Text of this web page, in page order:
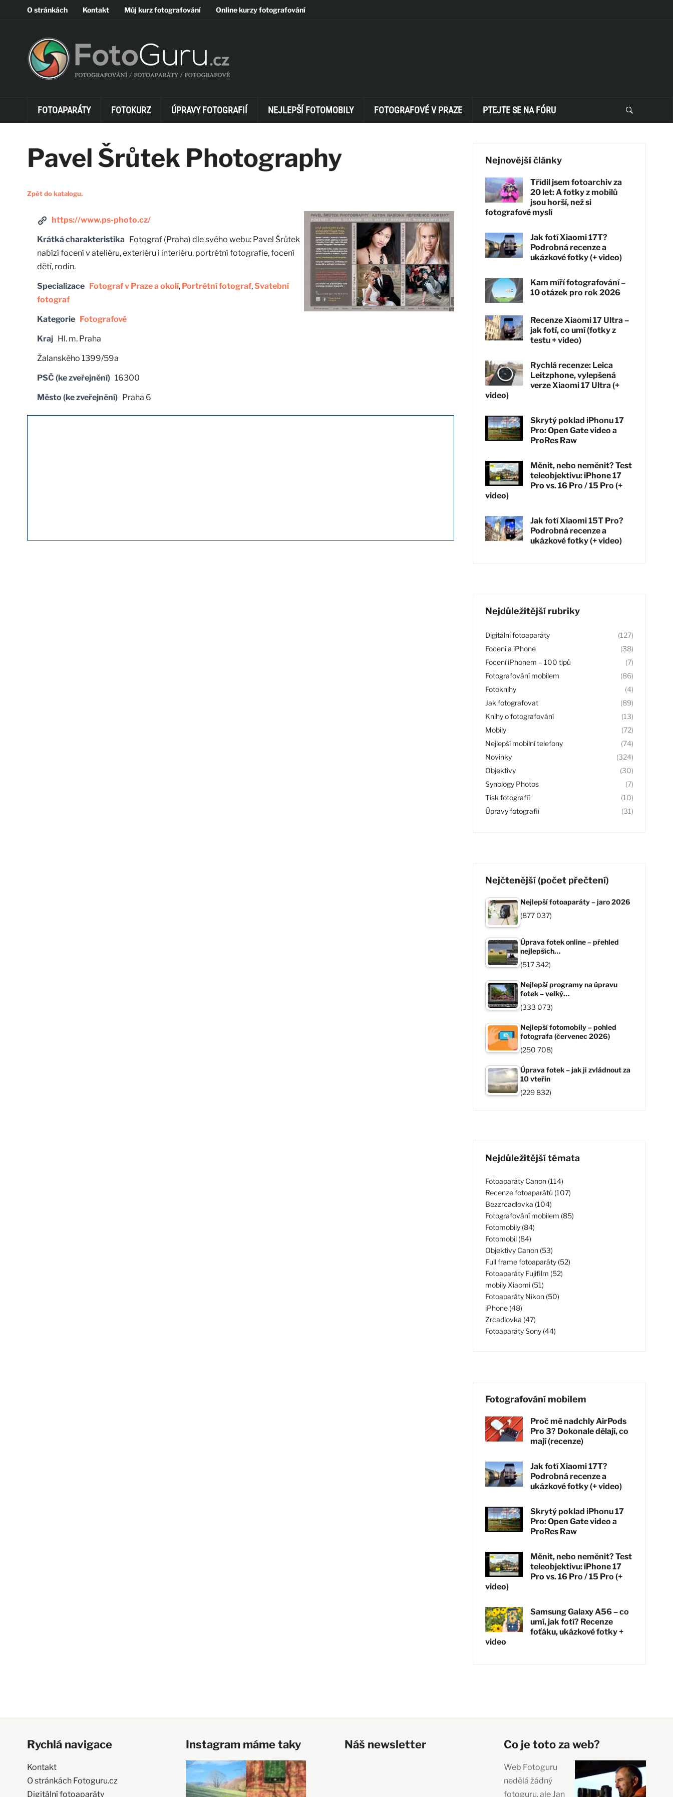
O stránkách Kontakt Můj kurz fotografování Online kurzy fotografování
FOTOAPARÁTY FOTOKURZ ÚPRAVY FOTOGRAFIÍ NEJLEPŠÍ FOTOMOBILY FOTOGRAFOVÉ V PRAZE PTEJTE SE NA FÓRU
Pavel Šrůtek Photography
Zpět do katalogu.
https://www.ps-photo.cz/
Krátká charakteristika Fotograf (Praha) dle svého webu: Pavel Šrůtek
nabízí focení v ateliéru, exteriéru i interiéru, portrétní fotografie, focení
dětí, rodin.
Specializace Fotograf v Praze a okolí, Portrétní fotograf,Svatební
fotograf
Kategorie Fotografové
Kraj Hl. m. Praha
Žalanského 1399/59a
PSČ (ke zveřejnění) 16300
Město (ke zveřejnění) Praha 6
Nejnovější články
Třídil jsem fotoarchiv za
20 let: A fotky z mobilů
jsou horší, než si
fotografové myslí
Jak fotí Xiaomi 17T?
Podrobná recenze a
ukázkové fotky (+ video)
Kam míří fotografování –
10 otázek pro rok 2026
Recenze Xiaomi 17 Ultra –
jak fotí, co umí (fotky z
testu + video)
Rychlá recenze: Leica
Leitzphone, vylepšená
verze Xiaomi 17 Ultra (+
video)
Skrytý poklad iPhonu 17
Pro: Open Gate video a
ProRes Raw
Měnit, nebo neměnit? Test
teleobjektivu: iPhone 17
Pro vs. 16 Pro / 15 Pro (+
video)
Jak fotí Xiaomi 15T Pro?
Podrobná recenze a
ukázkové fotky (+ video)
Nejdůležitější rubriky
Digitální fotoaparáty
(127)
Focení a iPhone
(38)
Focení iPhonem – 100 tipů
(7)
Fotografování mobilem
(86)
Fotoknihy
(4)
Jak fotografovat
(89)
Knihy o fotografování
(13)
Mobily
(72)
Nejlepší mobilní telefony
(74)
Novinky
(324)
Objektivy
(30)
Synology Photos
(7)
Tisk fotografií
(10)
Úpravy fotografií
(31)
Nejčtenější (počet přečtení)
Nejlepší fotoaparáty – jaro 2026
(877 037)
Úprava fotek online – přehled
nejlepších…
(517 342)
Nejlepší programy na úpravu
fotek – velký…
(333 073)
Nejlepší fotomobily – pohled
fotografa (červenec 2026)
(250 708)
Úprava fotek – jak ji zvládnout za
10 vteřin
(229 832)
Nejdůležitější témata
Fotoaparáty Canon (114)
Recenze fotoaparátů (107)
Bezzrcadlovka (104)
Fotografování mobilem (85)
Fotomobily (84)
Fotomobil (84)
Objektivy Canon (53)
Full frame fotoaparáty (52)
Fotoaparáty Fujifilm (52)
mobily Xiaomi (51)
Fotoaparáty Nikon (50)
iPhone (48)
Zrcadlovka (47)
Fotoaparáty Sony (44)
Fotografování mobilem
Proč mě nadchly AirPods
Pro 3? Dokonale dělají, co
mají (recenze)
Jak fotí Xiaomi 17T?
Podrobná recenze a
ukázkové fotky (+ video)
Skrytý poklad iPhonu 17
Pro: Open Gate video a
ProRes Raw
Měnit, nebo neměnit? Test
teleobjektivu: iPhone 17
Pro vs. 16 Pro / 15 Pro (+
video)
Samsung Galaxy A56 – co
umí, jak fotí? Recenze
foťáku, ukázkové fotky +
video
Rychlá navigace
Kontakt
O stránkách Fotoguru.cz
Digitální fotoaparáty
Instagram máme taky Náš newsletter Co je toto za web?
Web Fotoguru
nedělá žádný
fotoguru, ale Jan